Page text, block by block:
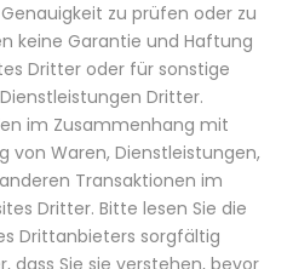
zu prüfen oder zu
keine Garantie und Haftung
Dritter oder für sonstige
Dritter.
im Zusammenhang mit
von Waren, Dienstleistungen,
Transaktionen im
Dritter. Bitte lesen Sie die
Drittanbieters sorgfältig
dass Sie sie verstehen, bevor